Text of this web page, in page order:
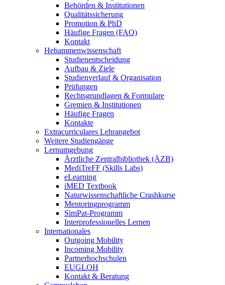
Behörden & Institutionen
Qualitätssicherung
Promotion & PhD
Häufige Fragen (FAQ)
Kontakt
Hebammenwissenschaft
Studienentscheidung
Aufbau & Ziele
Studienverlauf & Organisation
Prüfungen
Rechtsgrundlagen & Formulare
Gremien & Institutionen
Häufige Fragen
Kontakte
Extracurriculares Lehrangebot
Weitere Studiengänge
Lernumgebung
Ärztliche Zentralbibliothek (ÄZB)
MediTreFF (Skills Labs)
eLearning
iMED Textbook
Naturwissenschaftliche Crashkurse
Mentoringprogramm
SimPat-Programm
Interprofessionelles Lernen
Internationales
Outgoing Mobility
Incoming Mobility
Partnerhochschulen
EUGLOH
Kontakt & Beratung